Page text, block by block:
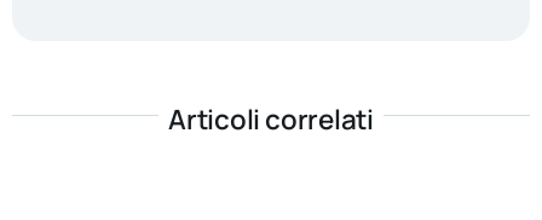
Articoli correlati